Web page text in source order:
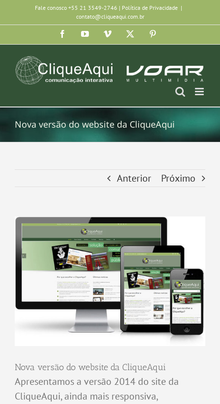
para
Fale conosco +55 21 3549-2746 | Política de Privacidade |
contato@cliqueaqui.com.br
FacebookYouTubeVimeo
Nova versão do website da CliqueAqui
Anterior Próximo
Nova versão do website da CliqueAqui
Apresentamos a versão 2014 do site da
CliqueAqui, ainda mais responsiva,